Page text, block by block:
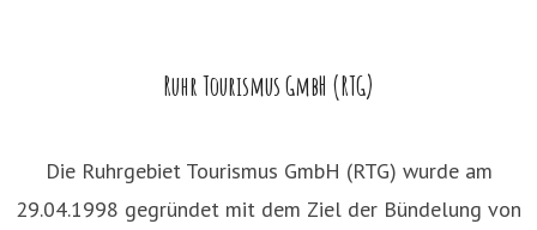
Ruhr Tourismus GmbH (RTG)
Die Ruhrgebiet Tourismus GmbH (RTG) wurde am
29.04.1998 gegründet mit dem Ziel der Bündelung von